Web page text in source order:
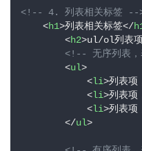
<!-- 4. 列表相关标签 --
<h1>列表相关标签</
<h2>ul/ol列表
<!-- 无序列表，
<ul>
<li>列表项
<li>列表项
<li>列表项
</ul>